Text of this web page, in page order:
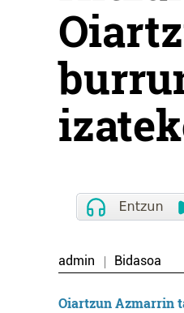
admin Bidasoa
Oiartzun Azmarrin